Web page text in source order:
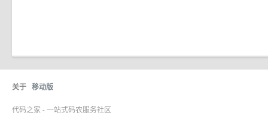
关于 移动版
代码之家 - 一站式码农服务社区